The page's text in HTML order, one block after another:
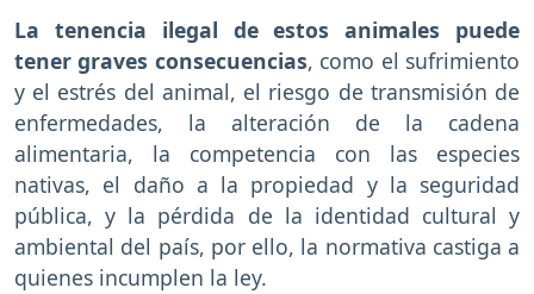
La tenencia ilegal de estos animales puede
tener graves consecuencias, como el sufrimiento
y el estrés del animal, el riesgo de transmisión de
enfermedades, la alteración de la cadena
alimentaria, la competencia con las especies
nativas, el daño a la propiedad y la seguridad
pública, y la pérdida de la identidad cultural y
ambiental del país, por ello, la normativa castiga a
quienes incumplen la ley.